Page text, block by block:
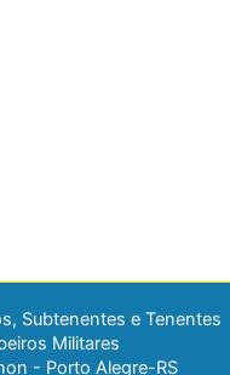
Subtenentes e Tenentes
Militares
- Porto Alegre-RS